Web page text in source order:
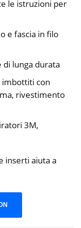
le istruzioni per
e fascia in filo
di lunga durata
con
rivestimento
3M,
inserti aiuta a